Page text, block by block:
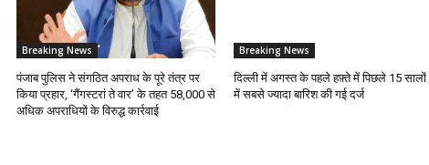
Breaking News
पंजाब पुलिस ने संगठित अपराध के पूरे तंत्र पर
किया प्रहार, ‘गैंगस्टरां ते वार’ के तहत 58,000 से
अधिक अपराधियों के विरुद्ध कार्रवाई
Breaking News
दिल्ली में अगस्त के पहले हफ़्ते में पिछले 15 सालों
में सबसे ज्यादा बारिश की गई दर्ज